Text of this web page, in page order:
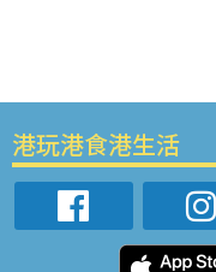
港玩港食港生活